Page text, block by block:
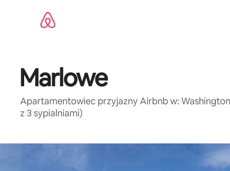
Marlowe
Apartamentowiec przyjazny Airbnb w:
z 3 sypialniami)